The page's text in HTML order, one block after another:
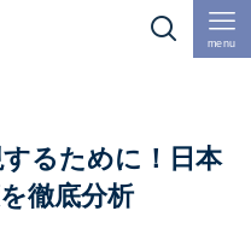
menu
るために！日本
徹底分析